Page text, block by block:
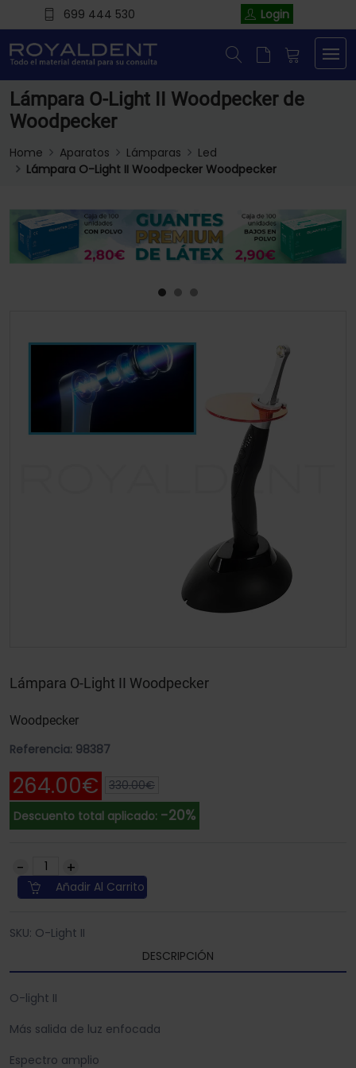
699 444 530 Login
Lámpara O-Light II Woodpecker de
Woodpecker
Home Aparatos Lámparas
Led
Lámpara O-Light II Woodpecker Woodpecker
Lámpara O-Light II Woodpecker
Woodpecker
Referencia: 98387
264.00€
330.00€
Descuento total aplicado: -20%
Añadir Al Carrito
SKU: O-Light II
DESCRIPCIÓN
O-light II
Más salida de luz enfocada
Espectro amplio